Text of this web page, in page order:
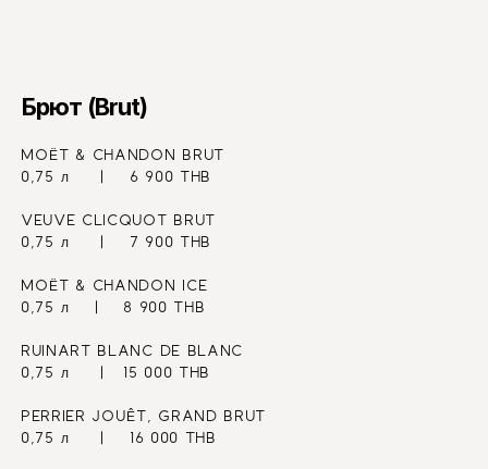
Брют (Brut)
MOËT & CHANDON BRUT
0,75 л     |    6 900 THB
VEUVE CLICQUOT BRUT
0,75 л     |    7 900 THB
MOËT & CHANDON ICE
0,75 л    |    8 900 THB
RUINART BLANC DE BLANC
0,75 л     |   15 000 THB
PERRIER JOUÊT, GRAND BRUT
0,75 л     |    16 000 THB